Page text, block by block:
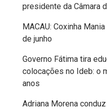
DO
SAL
2025
FINANCEIRO
FOLIA
presidente da Câmara
MACAU: Coxinha
de junho
Governo Fátima tira
colocações no Ideb: o
anos
Adriana Morena